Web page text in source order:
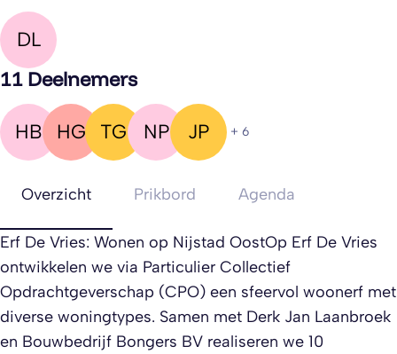
DL
11 Deelnemers
HB HG TG NP JP + 6
Overzicht Prikbord Agenda
Erf De Vries: Wonen op Nijstad OostOp Erf De Vries
ontwikkelen we via Particulier Collectief
Opdrachtgeverschap (CPO) een sfeervol woonerf met
diverse woningtypes. Samen met Derk Jan Laanbroek
en Bouwbedrijf Bongers BV realiseren we 10